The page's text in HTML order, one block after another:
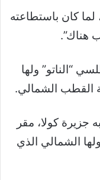
لما كان باستطاعته
هناك”.
“الناتو” ولها
القطب الشمالي.
جزيرة كولا، مقر
الشمالي الذي